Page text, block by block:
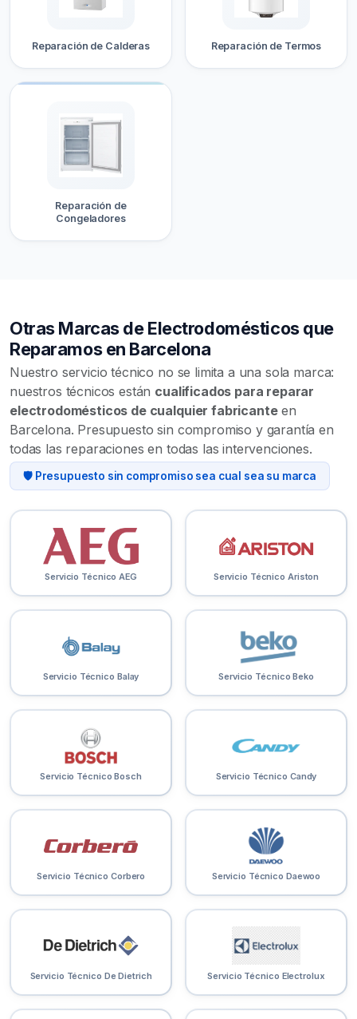
Reparación de Calderas Reparación de Termos
Reparación de
Congeladores
Otras Marcas de Electrodomésticos que
Reparamos en Barcelona
Nuestro servicio técnico no se limita a una sola marca:
nuestros técnicos están cualificados para reparar
electrodomésticos de cualquier fabricanteen
Barcelona. Presupuesto sin compromiso y garantía en
todas las reparaciones en todas las intervenciones.
🛡️ Presupuesto sin compromiso sea cual sea su marca
Servicio Técnico AEG Servicio Técnico Ariston
Servicio Técnico Balay Servicio Técnico Beko
Servicio Técnico Bosch Servicio Técnico Candy
Servicio Técnico Corbero Servicio Técnico Daewoo
Servicio Técnico De Dietrich Servicio Técnico Electrolux